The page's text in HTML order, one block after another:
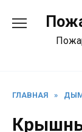
содержанию
ГЛАВНАЯ »